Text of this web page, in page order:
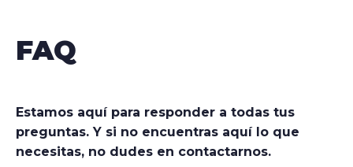
FAQ
Estamos aquí para responder a todas tus
preguntas. Y si no encuentras aquí lo que
necesitas, no dudes en contactarnos.